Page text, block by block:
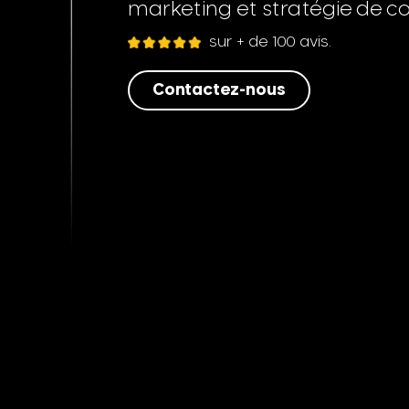
marketing et stratégie de
sur + de 100 avis.
Contactez-nous